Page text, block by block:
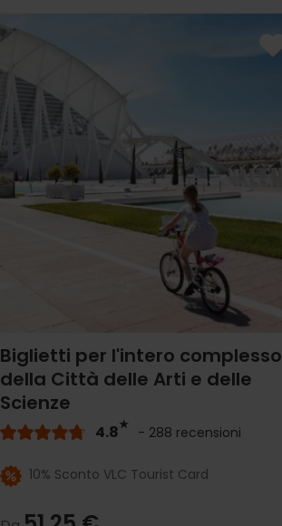
Biglietti per l'intero complesso
della Città delle Arti e delle
Scienze
4.8 - 288 recensioni
10% Sconto VLC Tourist Card